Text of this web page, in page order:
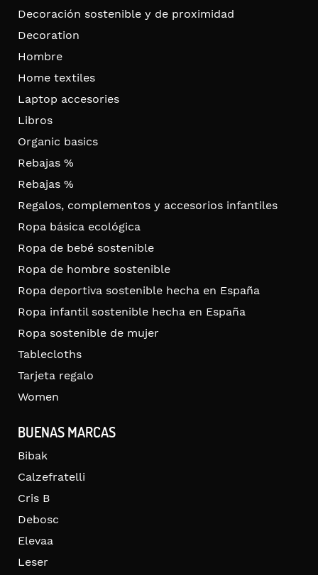
Decoración sostenible y de proximidad
Decoration
Hombre
Home textiles
Laptop accesories
Libros
Organic basics
Rebajas %
Rebajas %
Regalos, complementos y accesorios infantiles
Ropa básica ecológica
Ropa de bebé sostenible
Ropa de hombre sostenible
Ropa deportiva sostenible hecha en España
Ropa infantil sostenible hecha en España
Ropa sostenible de mujer
Tablecloths
Tarjeta regalo
Women
BUENAS MARCAS
Bibak
Calzefratelli
Cris B
Debosc
Elevaa
Leser